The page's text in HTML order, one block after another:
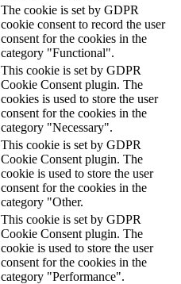
The cookie is set by GDPR
cookie consent to record the user
consent for the cookies in the
category "Functional".
This cookie is set by GDPR
Cookie Consent plugin. The
cookies is used to store the user
consent for the cookies in the
category "Necessary".
This cookie is set by GDPR
Cookie Consent plugin. The
cookie is used to store the user
consent for the cookies in the
category "Other.
This cookie is set by GDPR
Cookie Consent plugin. The
cookie is used to store the user
consent for the cookies in the
category "Performance".